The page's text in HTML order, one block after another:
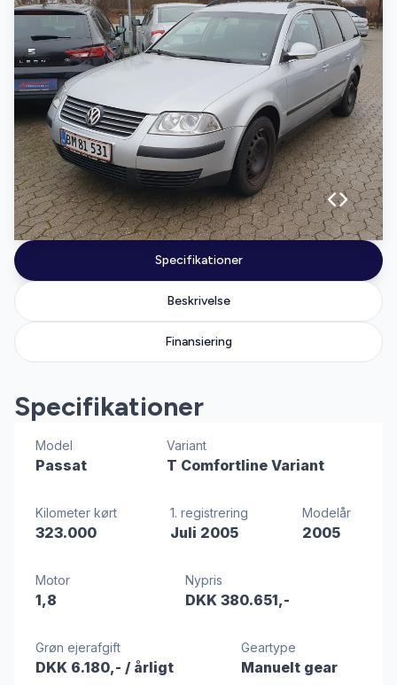
Specifikationer
Beskrivelse
Finansiering
Specifikationer
Model
Passat
Variant
T Comfortline Variant
Kilometer kørt
323.000
1. registrering
Juli 2005
Modelår
2005
Motor
1,8
Nypris
DKK 380.651,-
Grøn ejerafgift
DKK 6.180,- / årligt
Geartype
Manuelt gear